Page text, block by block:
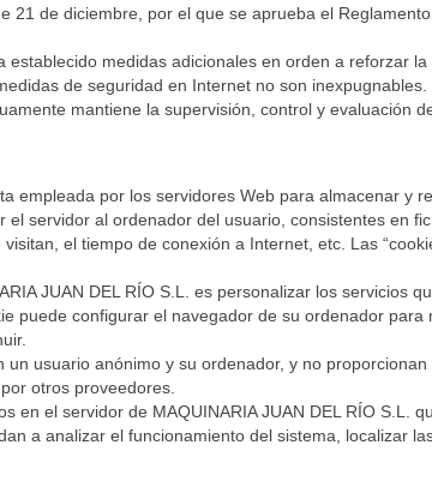
21 de diciembre, por el que se aprueba el
establecido medidas adicionales en orden a reforzar
de seguridad en Internet no son inexpugnables.
mantiene la supervisión, control y evaluación
empleada por los servidores Web para almacenar y
el servidor al ordenador del usuario, consistentes en
el tiempo de conexión a Internet, etc. Las
JUAN DEL RÍO S.L. es personalizar los
puede configurar el navegador de su ordenador
un usuario anónimo y su ordenador, y no
otros proveedores.
en el servidor de MAQUINARIA JUAN DEL RÍO
a analizar el funcionamiento del sistema, localizar